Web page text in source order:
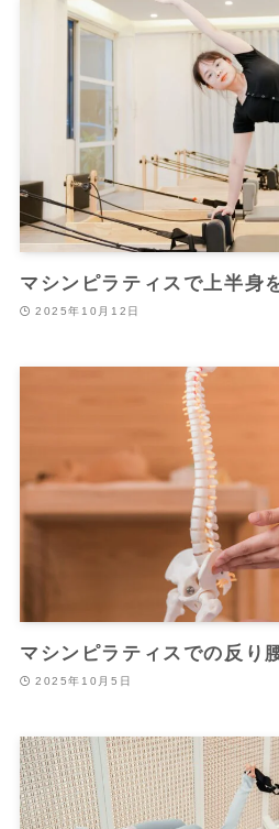
マシンピラティスで上半身
2025年10月12日
マシンピラティスでの反り
2025年10月5日